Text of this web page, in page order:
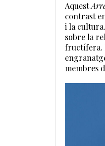
Aquest
contrast
i la
sobre la
fructífera.
membres